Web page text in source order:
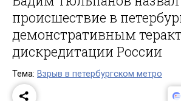
происшествие в
демонстративным
дискредитации России
Тема: Взрыв в петербургском метро